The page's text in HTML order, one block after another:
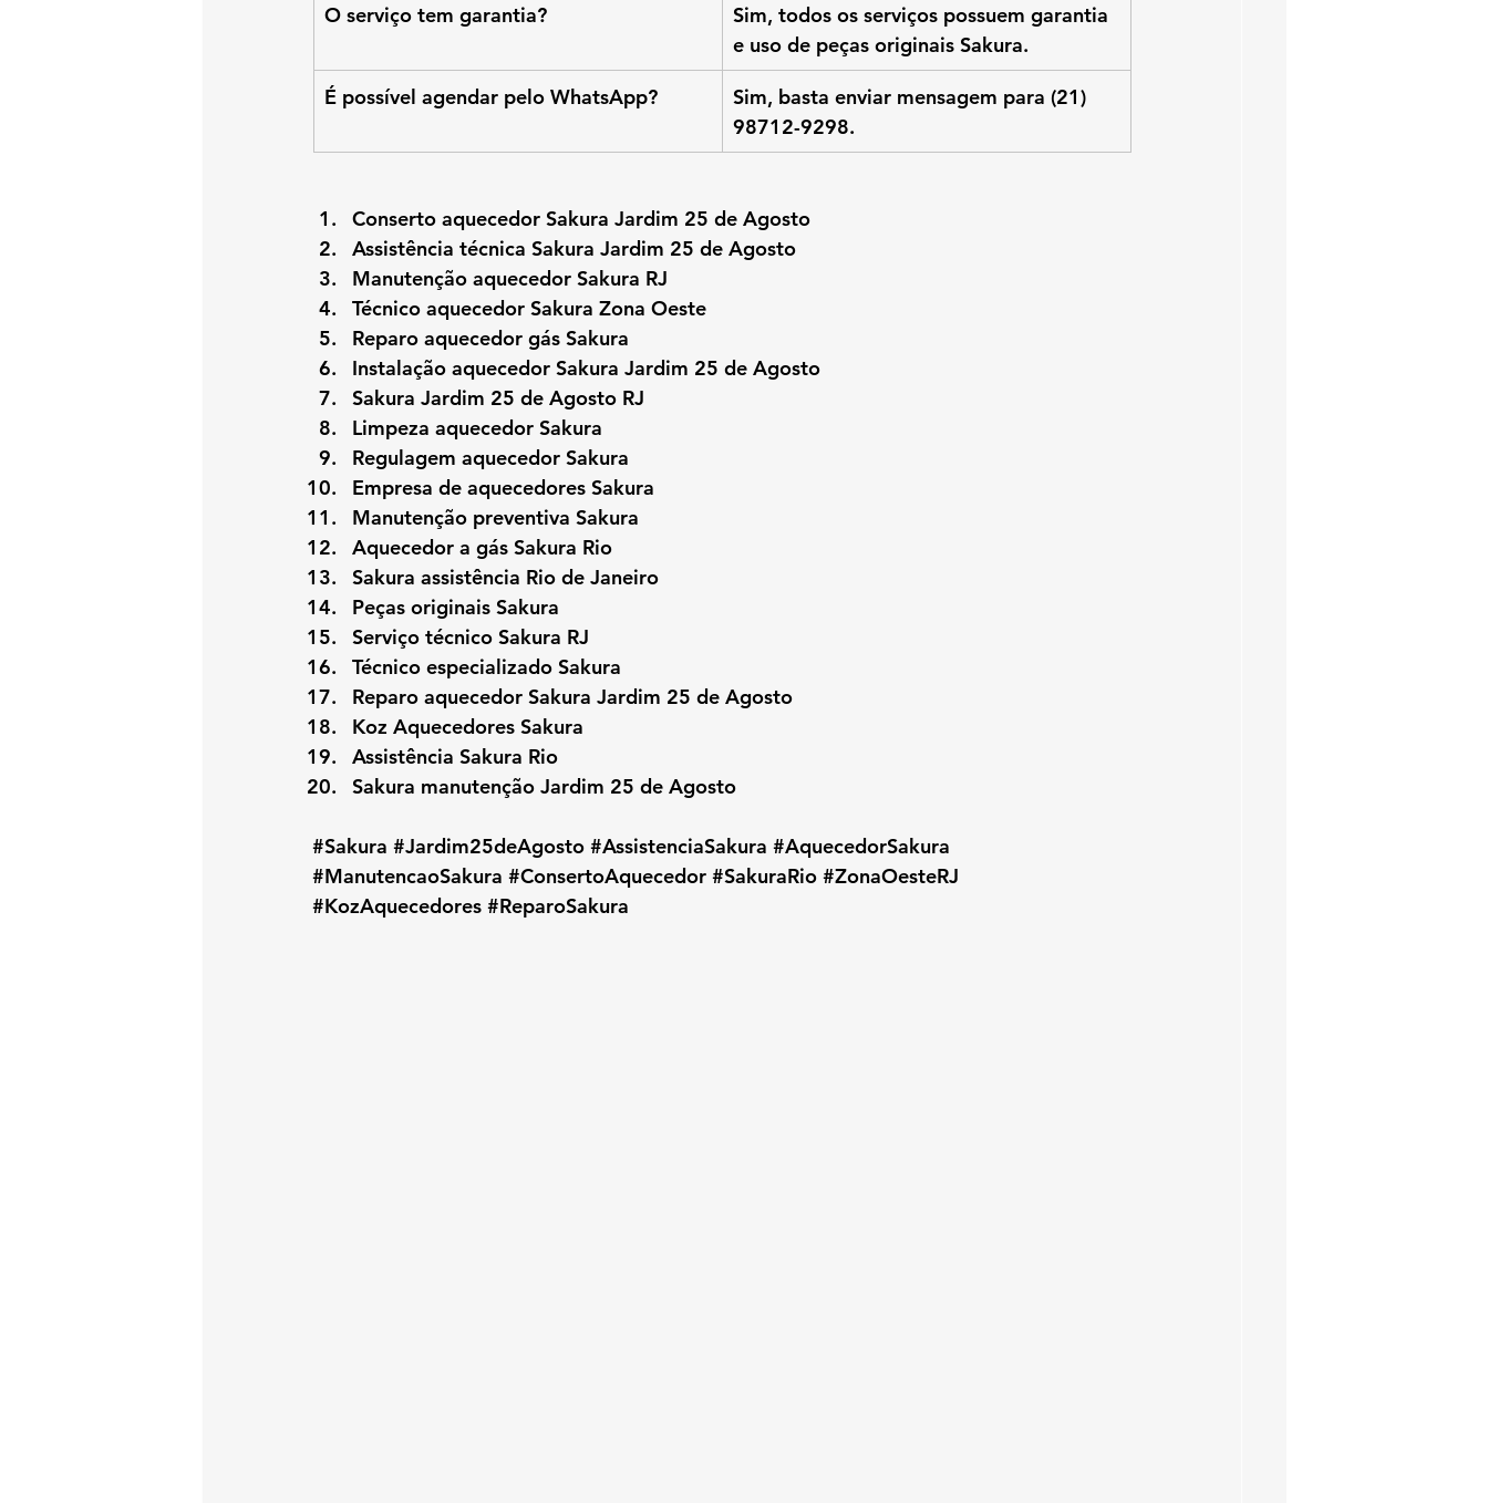
O serviço tem garantia?
Sim, todos os serviços possuem garantia
e uso de peças originais Sakura.
É possível agendar pelo WhatsApp?
Sim, basta enviar mensagem para (21)
98712-9298.
Conserto aquecedor Sakura Jardim 25 de Agosto
Assistência técnica Sakura Jardim 25 de Agosto
Manutenção aquecedor Sakura RJ
Técnico aquecedor Sakura Zona Oeste
Reparo aquecedor gás Sakura
Instalação aquecedor Sakura Jardim 25 de Agosto
Sakura Jardim 25 de Agosto RJ
Limpeza aquecedor Sakura
Regulagem aquecedor Sakura
Empresa de aquecedores Sakura
Manutenção preventiva Sakura
Aquecedor a gás Sakura Rio
Sakura assistência Rio de Janeiro
Peças originais Sakura
Serviço técnico Sakura RJ
Técnico especializado Sakura
Reparo aquecedor Sakura Jardim 25 de Agosto
Koz Aquecedores Sakura
Assistência Sakura Rio
Sakura manutenção Jardim 25 de Agosto
#Sakura #Jardim25deAgosto #AssistenciaSakura #AquecedorSakura
#ManutencaoSakura #ConsertoAquecedor #SakuraRio #ZonaOesteRJ
#KozAquecedores #ReparoSakura